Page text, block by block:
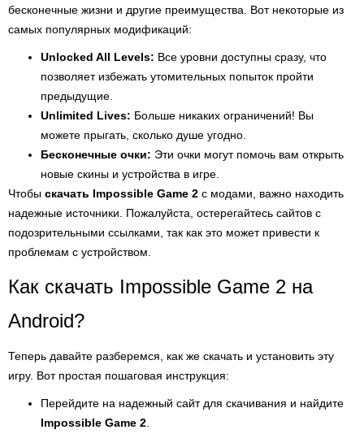
бесконечные жизни и другие преимущества. Вот некоторые из
самых популярных модификаций:
Unlocked All Levels: Все уровни доступны сразу, что
позволяет избежать утомительных попыток пройти
предыдущие.
Unlimited Lives: Больше никаких ограничений! Вы
можете прыгать, сколько душе угодно.
Бесконечные очки: Эти очки могут помочь вам открыть
новые скины и устройства в игре.
Чтобы скачать Impossible Game 2 с модами, важно находить
надежные источники. Пожалуйста, остерегайтесь сайтов с
подозрительными ссылками, так как это может привести к
проблемам с устройством.
Как скачать Impossible Game 2 на
Android?
Теперь давайте разберемся, как же скачать и установить эту
игру. Вот простая пошаговая инструкция:
Перейдите на надежный сайт для скачивания и найдите
Impossible Game 2